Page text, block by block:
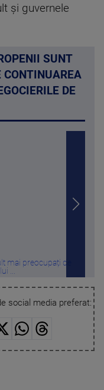
și guvernele
SUNT
CONTINUAREA
DE
mai preocupați de
...
social media preferat: